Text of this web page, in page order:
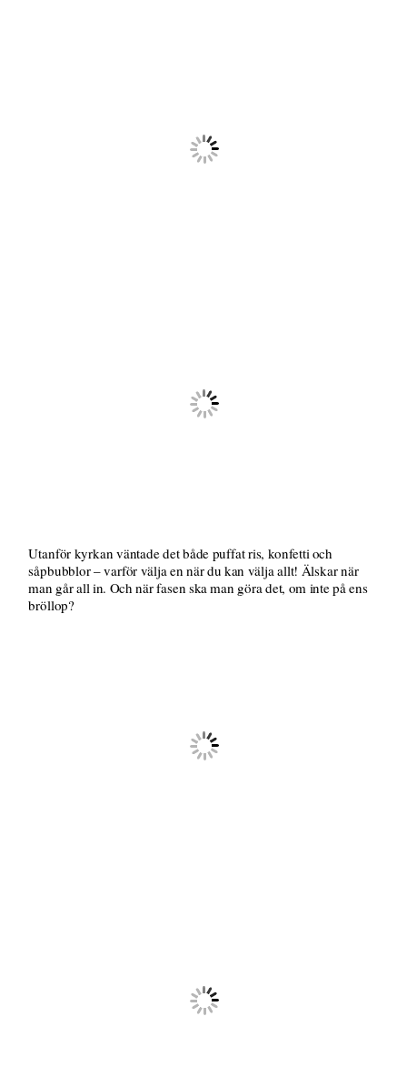
Utanför kyrkan väntade det både puffat ris, konfetti och
såpbubblor – varför välja en när du kan välja allt! Älskar när
man går all in. Och när fasen ska man göra det, om inte på ens
bröllop?